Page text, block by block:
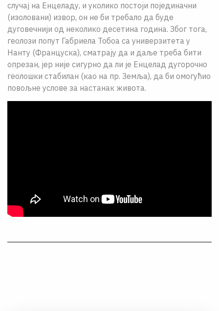
случај на Енцеладу, и уколико постоји појединачни
(изоловани) извор, он не би требало да буде
дуговечнији од неколико десетина година. Због тога,
геолози попут Габриела Тобоа са универзитета у
Нанту (Француска), сматрају да и даље треба бити
опрезан, јер није сигурно да ли је Енцелад дугорочно
геолошки стабилан (као на пр. Земља), да би омогућио
повољне услове за настанак живота.